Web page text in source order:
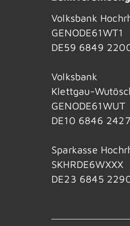
Volksbank
GENODE61WT1
DE59 6849
Volksbank
Klettgau-
GENODE61WUT
DE10 6846
Sparkasse
SKHRDE6WXXX
DE23 6845